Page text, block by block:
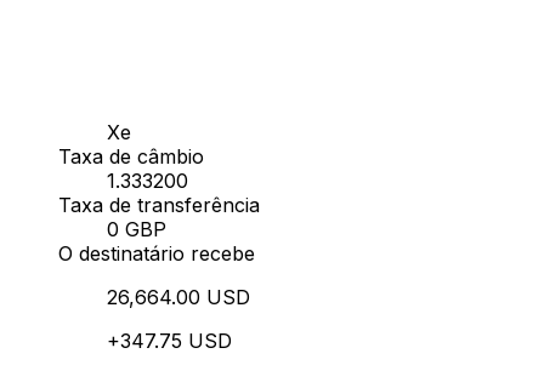
Xe
Taxa de câmbio
1.333200
Taxa de transferência
0 GBP
O destinatário recebe
26,664.00 USD
+347.75 USD